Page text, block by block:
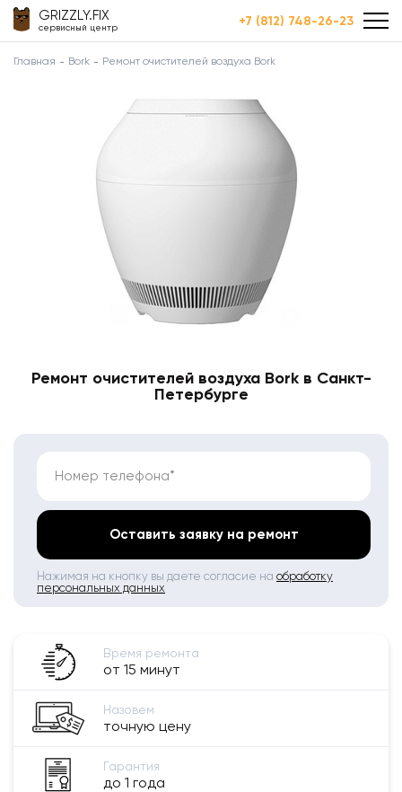
GRIZZLY.FIX
сервисный центр +7 (812) 748-26-23
Главная Bork Ремонт очистителей воздуха Bork
Ремонт очистителей воздуха Bork в Санкт-
Петербурге
Номер телефона*
Оставить заявку на ремонт
Нажимая на кнопку вы даете согласие на обработку
персональных данных
Время ремонта
от 15 минут
Назовем
точную цену
Гарантия
до 1 года